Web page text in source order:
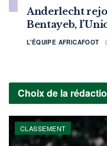
Anderlecht
Bentayeb,
L'ÉQUIPE AFRICAFOOT
Choix de la
CLASSEMENT